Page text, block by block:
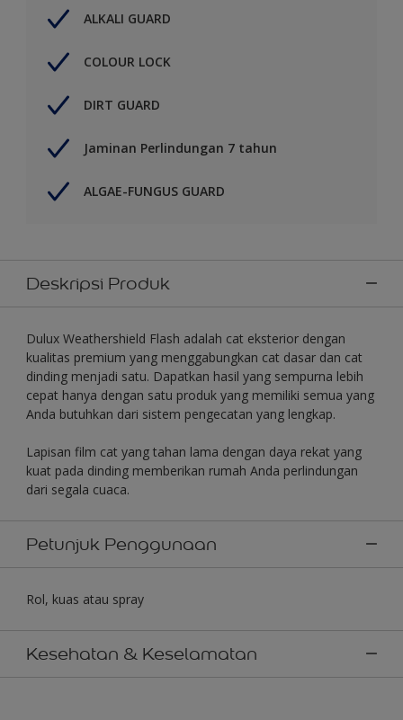
ALKALI GUARD
COLOUR LOCK
DIRT GUARD
Jaminan Perlindungan 7 tahun
ALGAE-FUNGUS GUARD
Deskripsi Produk
Dulux Weathershield Flash adalah cat eksterior dengan
kualitas premium yang menggabungkan cat dasar dan cat
dinding menjadi satu. Dapatkan hasil yang sempurna lebih
cepat hanya dengan satu produk yang memiliki semua yang
Anda butuhkan dari sistem pengecatan yang lengkap.
Lapisan film cat yang tahan lama dengan daya rekat yang
kuat pada dinding memberikan rumah Anda perlindungan
dari segala cuaca.
Petunjuk Penggunaan
Rol, kuas atau spray
Kesehatan & Keselamatan